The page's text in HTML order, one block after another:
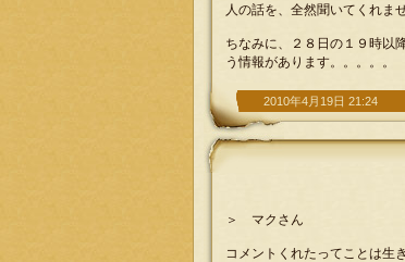
人の話を、全然聞いてくれま
ちなみに、２８日の１９時以
う情報があります。。。。。
2010年4月19日 21:24
＞ マクさん
コメントくれたってことは生